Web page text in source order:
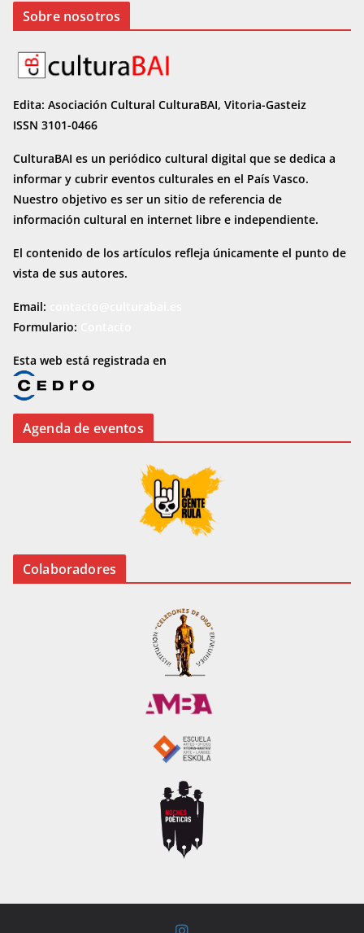
Sobre nosotros
Edita: Asociación Cultural CulturaBAI, Vitoria-Gasteiz
ISSN 3101-0466
CulturaBAI es un periódico cultural digital que se dedica a
informar y cubrir eventos culturales en el País Vasco.
Nuestro objetivo es ser un sitio de referencia de
información cultural en internet libre e independiente.
El contenido de los artículos refleja únicamente el punto de
vista de sus autores.
Email:
Formulario:
Esta web está registrada en
Agenda de eventos
Colaboradores